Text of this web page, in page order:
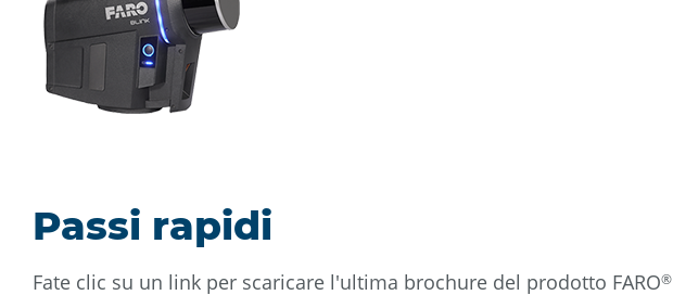
Passi rapidi
Fate clic su un link per scaricare l'ultima brochure del prodotto FARO®